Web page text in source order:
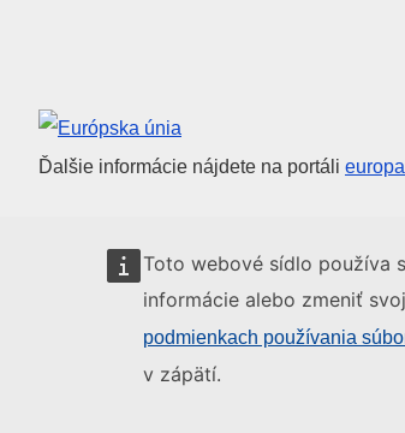
Toto webové sídlo používa
informácie alebo zmeniť
podmienkach používania
v zápätí.
Európska únia
Ďalšie informácie nájdete na portáli